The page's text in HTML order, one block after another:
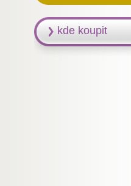
kde koupit